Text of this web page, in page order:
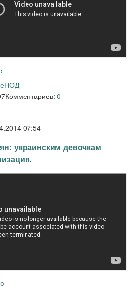
НОД
Комментариев: 0
07:54
украинским девочкам